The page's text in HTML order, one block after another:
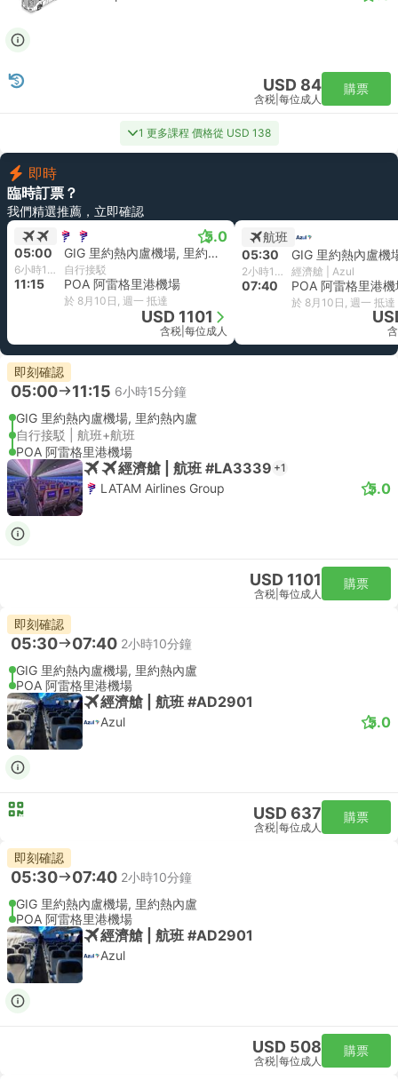
USD 84
含税 每位成人
購票
1 更多課程 價格從 USD 138
即時
臨時訂票？
我們精選推薦，立即確認
5.0
05:00 GIG 里約熱內盧機場, 里約熱內盧
6小時15分鐘 自行接駁
11:15 POA 阿雷格里港機場
於 8月10日, 週一 抵達
USD 1101
含税 每位成人
航班
05:30
2小時10分鐘 經濟艙 | Azul
07:40 POA 阿雷格里港機
於 8月10日, 週一 抵達
即刻確認
05:00 11:15 6小時15分鐘
GIG 里約熱內盧機場, 里約熱內盧
自行接駁 | 航班+航班
POA 阿雷格里港機場
經濟艙 | 航班 #LA3339 +1
LATAM Airlines Group 5.0
USD 1101
含税 每位成人
購票
即刻確認
05:30 07:40 2小時10分鐘
GIG 里約熱內盧機場, 里約熱內盧
POA 阿雷格里港機場
經濟艙 | 航班 #AD2901
Azul 5.0
USD 637
含税 每位成人
購票
即刻確認
05:30 07:40 2小時10分鐘
GIG 里約熱內盧機場, 里約熱內盧
POA 阿雷格里港機場
經濟艙 | 航班 #AD2901
Azul
USD 508
含税 每位成人
購票